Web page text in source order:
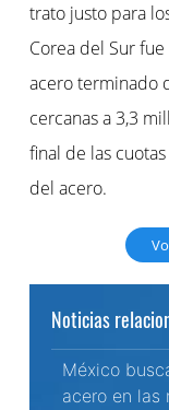
trato justo para
Corea del Sur
acero terminado
cercanas a 3,3
final de las
del acero.
Noticias
México
acero en las